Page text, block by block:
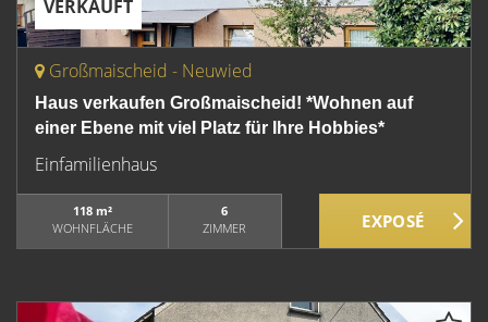
VERKAUFT
Großmaischeid - Neuwied
Haus verkaufen Großmaischeid! *Wohnen auf
einer Ebene mit viel Platz für Ihre Hobbies*
Einfamilienhaus
118 m²
WOHNFLÄCHE
6
ZIMMER